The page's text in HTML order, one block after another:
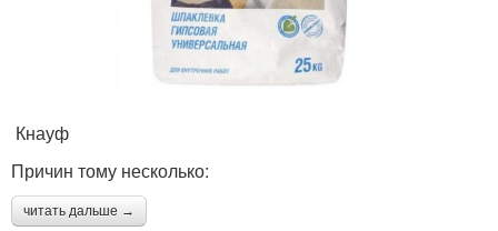
Кнауф
Причин тому несколько:
читать дальше →